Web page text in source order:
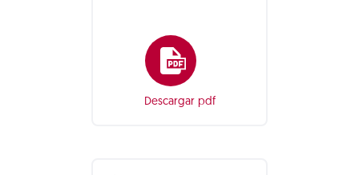
Descargar pdf